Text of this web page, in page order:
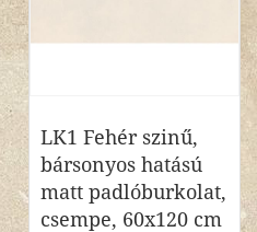
LK1 Fehér szinű,
bársonyos hatású
matt padlóburkolat,
csempe, 60x120 cm